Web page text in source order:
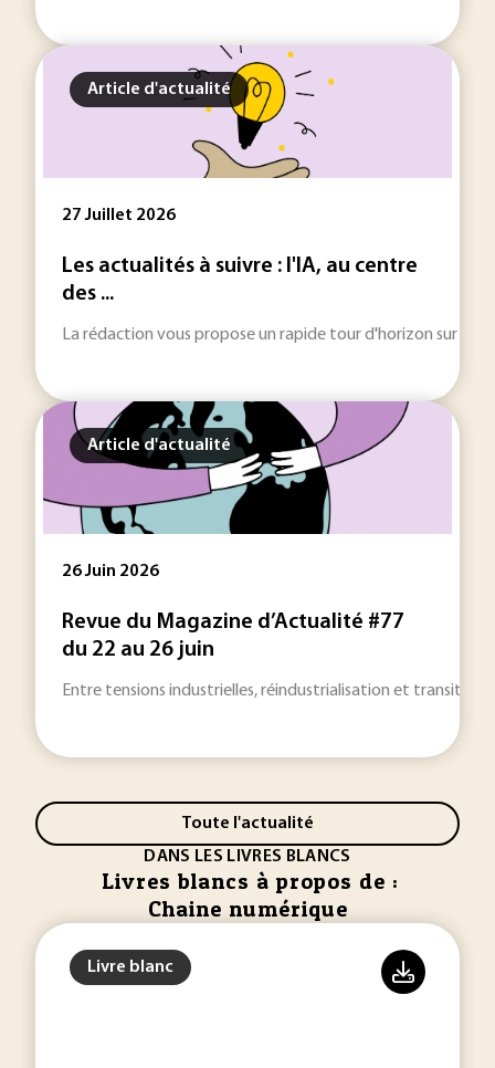
Article d'actualité
27 Juillet 2026
Les actualités à suivre : l'IA, au centre
des ...
La rédaction vous propose un rapide tour d'horizon sur les
Article d'actualité
26 Juin 2026
Revue du Magazine d’Actualité #77
du 22 au 26 juin
Entre tensions industrielles, réindustrialisation et
Toute l'actualité
DANS LES LIVRES BLANCS
Livres blancs à propos de :
Chaine numérique
Livre blanc